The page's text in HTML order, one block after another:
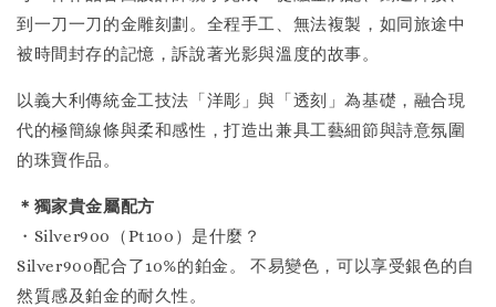
到一刀一刀的金雕刻劃。全程手工、無法複製，如同旅途中
被時間封存的記憶，訴說著光影與溫度的故事。
以義大利傳統金工技法「洋彫」與「透刻」為基礎，融合現
代的極簡線條與柔和感性，打造出兼具工藝細節與詩意氛圍
的珠寶作品。
＊獨家貴金屬配方
・Silver900（Pt100）是什麼？
Silver900配合了10%的鉑金。 不易變色，可以享受銀色的自
然質感及鉑金的耐久性。